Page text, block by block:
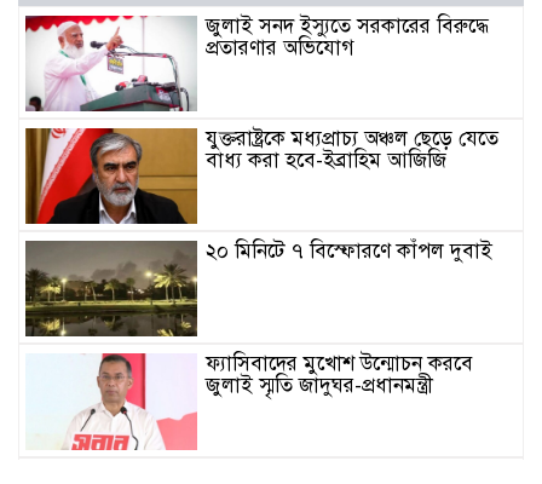
জুলাই সনদ ইস্যুতে সরকারের বিরুদ্ধে
প্রতারণার অভিযোগ
যুক্তরাষ্ট্রকে মধ্যপ্রাচ্য অঞ্চল ছেড়ে যেতে
বাধ্য করা হবে-ইব্রাহিম আজিজি
২০ মিনিটে ৭ বিস্ফোরণে কাঁপল দুবাই
ফ্যাসিবাদের মুখোশ উন্মোচন করবে
জুলাই স্মৃতি জাদুঘর-প্রধানমন্ত্রী